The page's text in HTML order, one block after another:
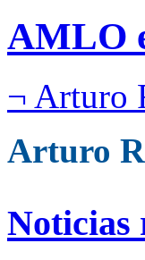
AMLO
¬ Arturo
Arturo
Noticias